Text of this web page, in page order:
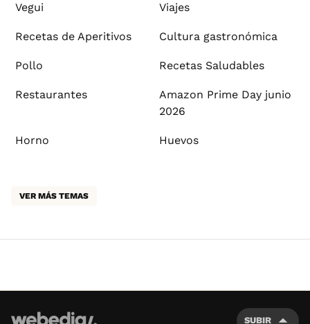
Vegui Viajes
Recetas de Aperitivos Cultura gastronómica
Pollo Recetas Saludables
Restaurantes
Amazon Prime Day junio
2026
Horno Huevos
VER MÁS TEMAS
SUBIR